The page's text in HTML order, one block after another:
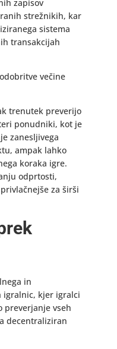
zapisov
strežnikih, kar
sistema
transakcijah
večine
trenutek preverijo
ponudniki, kot je
zanesljivega
ampak lahko
koraka igre.
odprtosti,
za širši
in
igralnic, kjer igralci
preverjanje vseh
decentraliziran